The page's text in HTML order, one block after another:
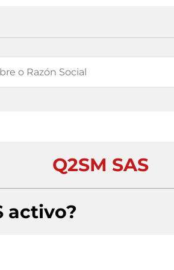
Q2SM SAS
activo?